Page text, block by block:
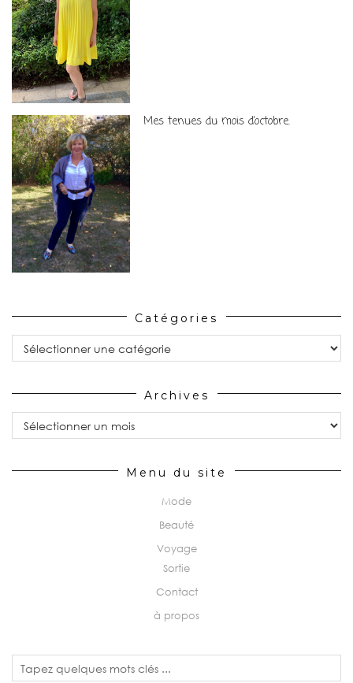
Mes tenues du mois d’octobre.
Catégories
Catégories
Archives
Archives
Menu du site
Mode
Beauté
Voyage
Sortie
Contact
à propos